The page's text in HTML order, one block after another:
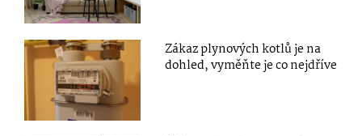
Zákaz plynových kotlů je na
dohled, vyměňte je co nejdříve